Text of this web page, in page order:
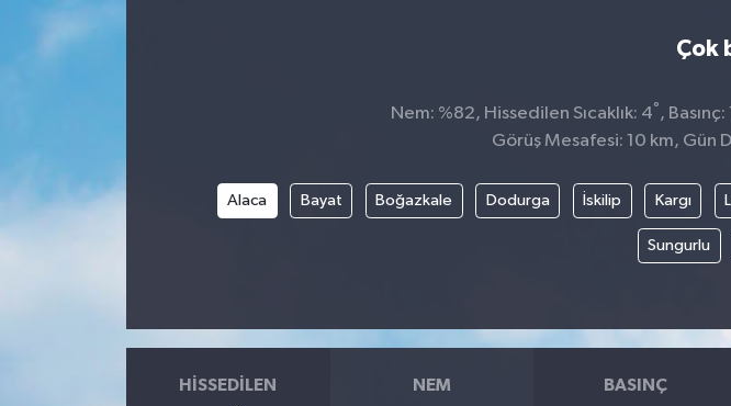
Çok
Nem: %82, Hissedilen Sıcaklık: 4° ,
Görüş Mesafesi: 10 km, Gün
Alaca Bayat Boğazkale Dodurga İskilip Kargı
Sungurlu
HISSEDILEN NEM BASINÇ